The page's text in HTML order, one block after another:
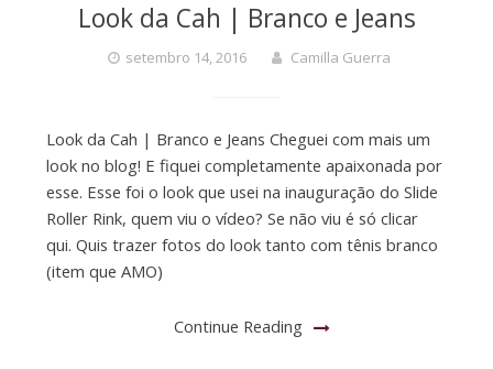
Look da Cah | Branco e Jeans
setembro 14, 2016 Camilla Guerra
Look da Cah | Branco e Jeans Cheguei com mais um
look no blog! E fiquei completamente apaixonada por
esse. Esse foi o look que usei na inauguração do Slide
Roller Rink, quem viu o vídeo? Se não viu é só clicar
qui. Quis trazer fotos do look tanto com tênis branco
(item que AMO)
Continue Reading